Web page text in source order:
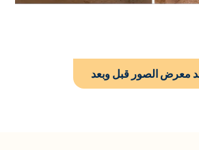
معرض الصور قبل وبعد